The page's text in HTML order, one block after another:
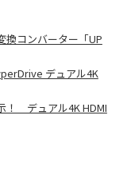
換コンバーター「UP
デュアル4K
！ デュアル4K HDMI